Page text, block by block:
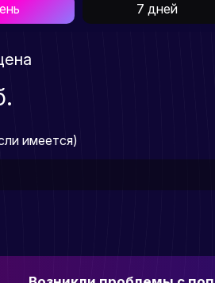
7 дней
имеется)